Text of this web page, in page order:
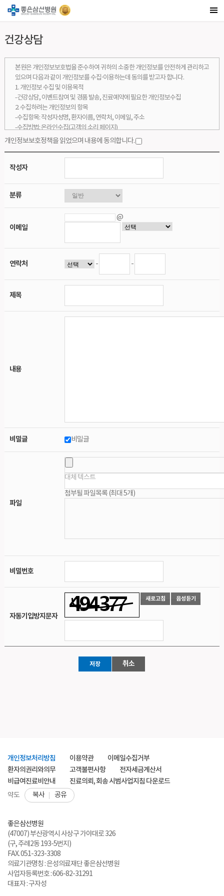
건강상담
본원은 개인정보보호법을 준수하여 귀하의 소중한 개인정보를 안전하게 관리하고
있으며 다음과 같이 개인정보를 수집·이용하는데 동의를 받고자 합니다.
1. 개인정보 수집 및 이용목적
-건강상담, 이벤트참여 및 경품 발송, 진료예약에 필요한 개인정보수집
2. 수집하려는 개인정보의 항목
-수집항목: 작성자성명, 환자이름, 연락처, 이메일, 주소
-수집방법: 온라인수집(고객의 소리 페이지)
3. 개인정보의 보유 및 이용 기간
3. 동의를 거부할 권리 및 동의 거부에 따른 불이익
-귀하는 위와 같이 개인정보를 수집, 이용하는 데에 대한 동의를 거부할 권리가 있
으며, 동의를 거부할 경우
고객의 소리 서비스를 이용하실 수 없습니다.
개인정보보호정책을 읽었으며 내용에 동의합니다.
작성자
분류
이메일
@
연락처 - -
제목
내용
비밀글 비밀글
파일
대체 텍스트
첨부될 파일목록 (최대 5개)
비밀번호
자동기입방지문자
취소
개인정보처리방침 이용약관
이메일수집거부
환자의권리와의무
고객불편사항
전자세금계산서
비급여진료비안내
진료의뢰, 회송 시범사업지침 다운로드
약도 복사 공유
좋은삼선병원
(47007) 부산광역시 사상구 가야대로 326
(구, 주례2동 193-5번지)
FAX. 051-323-3308
의료기관명칭 : 은성의료재단 좋은삼선병원
사업자등록번호 : 606-82-31291
대표자 : 구자성